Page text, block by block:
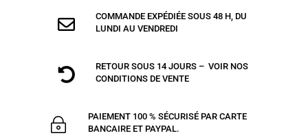

COMMANDE EXPÉDIÉE SOUS 48 H, DU
LUNDI AU VENDREDI

RETOUR SOUS 14 JOURS – VOIR NOS
CONDITIONS DE VENTE
~
PAIEMENT 100 % SÉCURISÉ PAR CARTE
BANCAIRE ET PAYPAL.